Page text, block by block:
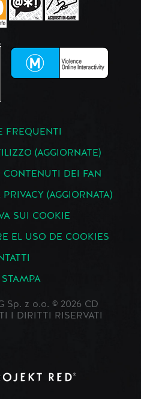
FREQUENTI
(AGGIORNATE)
CONTENUTI DEI FAN
(AGGIORNATA)
SUI COOKIE
EL USO DE COOKIES
Sp. z o.o. © 2026 CD
I DIRITTI RISERVATI